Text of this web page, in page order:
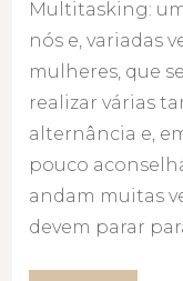
Multitasking:
nós e, variadas
mulheres, que
realizar várias
alternância e,
pouco
andam muitas
devem parar